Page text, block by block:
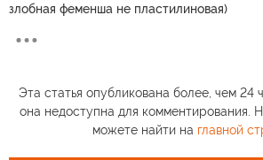
злобная феменша не пластилиновая)
Эта статья опубликована более, чем 24
она недоступна для комментирования.
можете найти на главной